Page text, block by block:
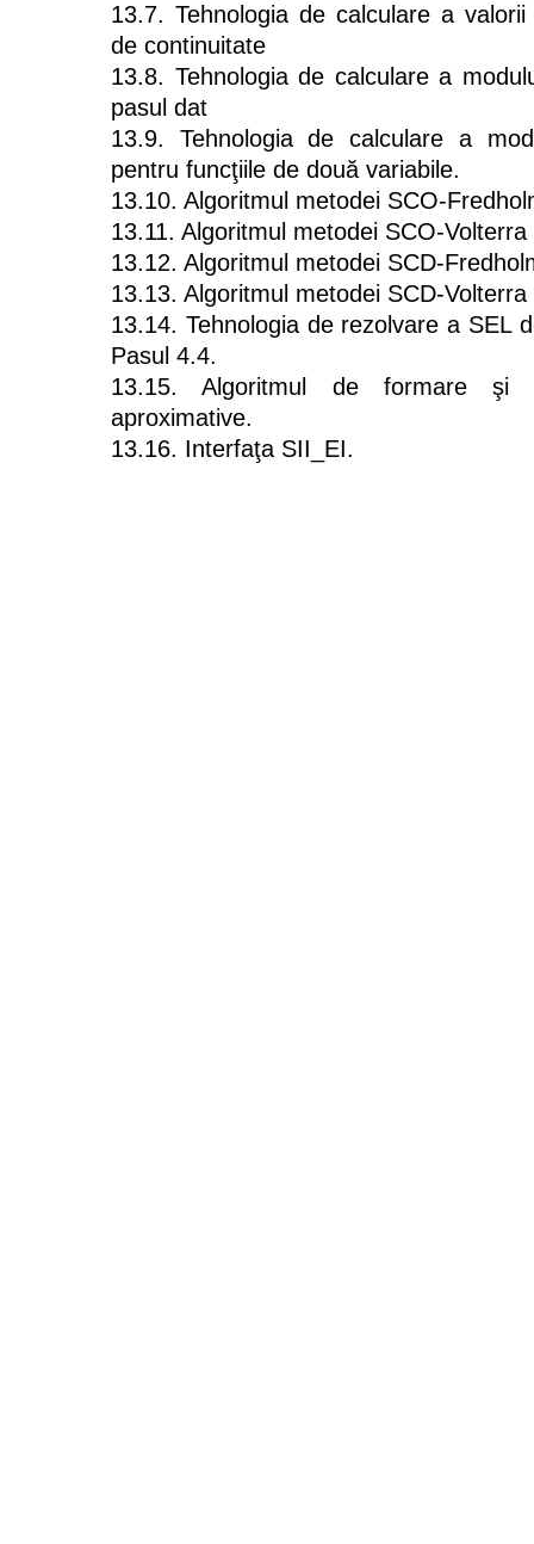
13.7. Tehnologia de calculare a
de continuitate
13.8. Tehnologia de calculare a
pasul dat
13.9. Tehnologia de calculare a
pentru funcţiile de două variabile.
13.10. Algoritmul metodei SCO-
13.11. Algoritmul metodei SCO-
13.12. Algoritmul metodei SCD-
13.13. Algoritmul metodei SCD-
13.14. Tehnologia de rezolvare a SEL
Pasul 4.4.
13.15. Algoritmul de formare şi
aproximative.
13.16. Interfaţa SII_EI.